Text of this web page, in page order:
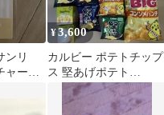
リ
ャー
¥3,600
カルビー ポテトチップ
ス 堅あげポテト
Jagabee お菓子詰め合わ